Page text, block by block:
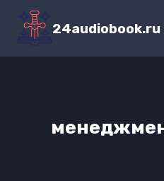
Перейти
содержимому
24audiobook.ru